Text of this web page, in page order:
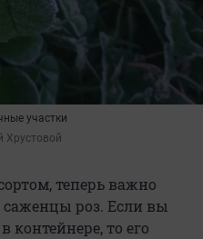
участки
Хрустовой
теперь важно
саженцы роз. Если вы
контейнере, то его